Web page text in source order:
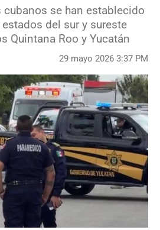
se han establecido
del sur y sureste
Quintana Roo y Yucatán
29 mayo 2026 3:37 PM